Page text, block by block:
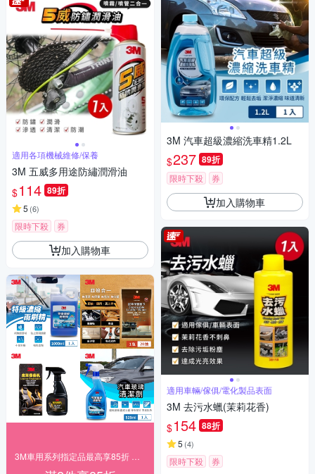
適用各項機械維修/保養
3M 五威多用途防繡潤滑油
$114 89折
5 (6)
限時下殺 券
加入購物車
3M 汽車超級濃縮洗車精1.2L
$237 89折
限時下殺 券
加入購物車
適用車輛/傢俱/電化製品表面
3M 去污水蠟(茉莉花香)
$154 88折
5 (4)
限時下殺 券